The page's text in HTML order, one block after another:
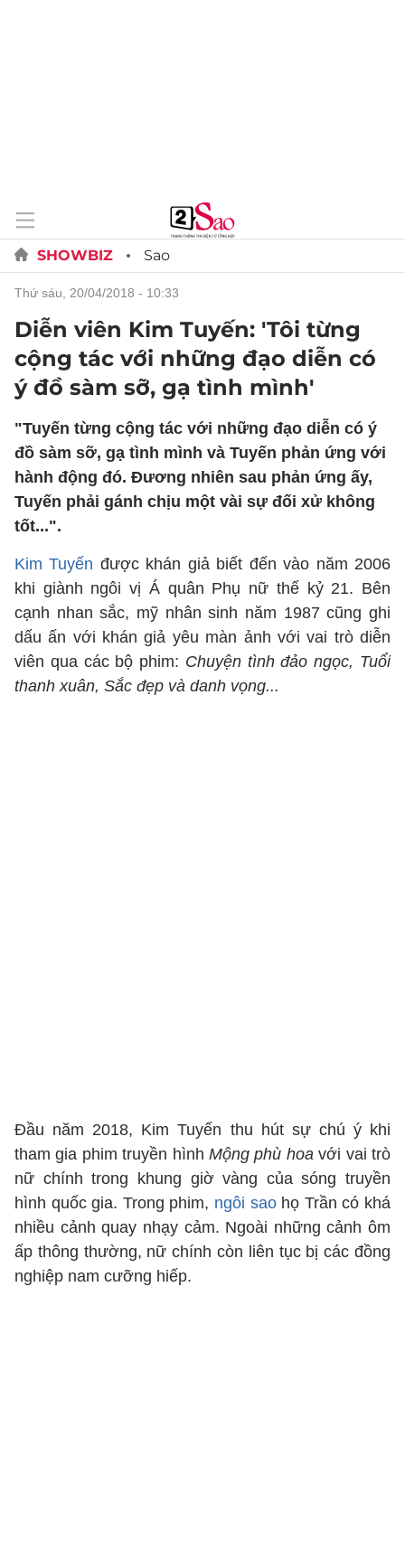
SHOWBIZ Sao
thứ sáu, 20/04/2018 - 10:33
Diễn viên Kim Tuyến: 'Tôi từng
cộng tác với những đạo diễn có
ý đồ sàm sỡ, gạ tình mình'
"Tuyến từng cộng tác với những đạo diễn có ý
đồ sàm sỡ, gạ tình mình và Tuyến phản ứng với
hành động đó. Đương nhiên sau phản ứng ấy,
Tuyến phải gánh chịu một vài sự đối xử không
tốt...".
Kim Tuyến được khán giả biết đến vào năm 2006
khi giành ngôi vị Á quân Phụ nữ thế kỷ 21. Bên
cạnh nhan sắc, mỹ nhân sinh năm 1987 cũng ghi
dấu ấn với khán giả yêu màn ảnh với vai trò diễn
viên qua các bộ phim: Chuyện tình đảo ngọc, Tuổi
thanh xuân, Sắc đẹp và danh vọng...
Đầu năm 2018, Kim Tuyến thu hút sự chú ý khi
tham gia phim truyền hình Mộng phù hoavới vai trò
nữ chính trong khung giờ vàng của sóng truyền
hình quốc gia. Trong phim, ngôi saohọ Trần có khá
nhiều cảnh quay nhạy cảm. Ngoài những cảnh ôm
ấp thông thường, nữ chính còn liên tục bị các đồng
nghiệp nam cưỡng hiếp.